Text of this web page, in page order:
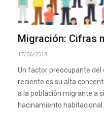
Migración: Cifras
17/06/2018
Un factor preocupante
reciente es su alta
a la población migrante a
hacinamiento habitacional.